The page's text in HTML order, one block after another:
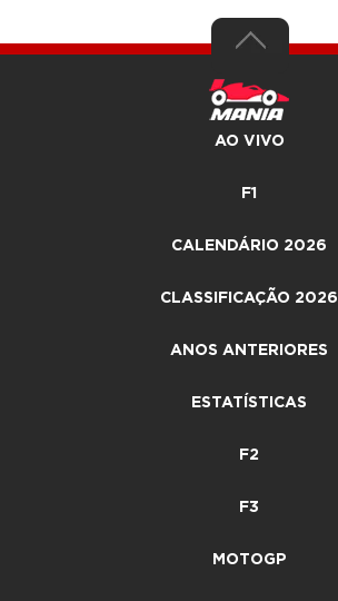
AO VIVO
F1
CALENDÁRIO 2026
CLASSIFICAÇÃO 2026
ANOS ANTERIORES
ESTATÍSTICAS
F2
F3
MOTOGP